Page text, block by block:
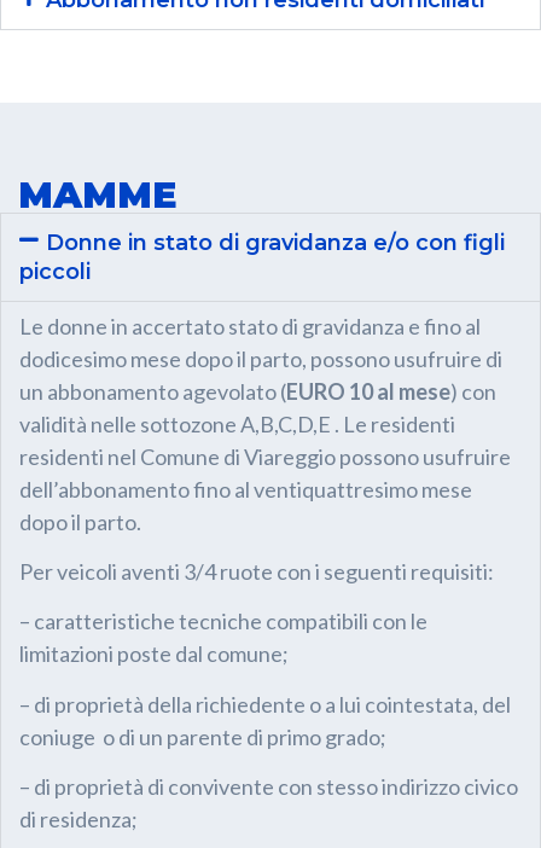
MAMME
Donne in stato di gravidanza e/o con figli
piccoli
Le donne in accertato stato di gravidanza e fino al
dodicesimo mese dopo il parto, possono usufruire di
un abbonamento agevolato (EURO 10 al mese) con
validità nelle sottozone A,B,C,D,E . Le residenti
residenti nel Comune di Viareggio possono usufruire
dell’abbonamento fino al ventiquattresimo mese
dopo il parto.
Per veicoli aventi 3/4 ruote con i seguenti requisiti:
– caratteristiche tecniche compatibili con le
limitazioni poste dal comune;
– di proprietà della richiedente o a lui cointestata, del
coniuge o di un parente di primo grado;
– di proprietà di convivente con stesso indirizzo civico
di residenza;